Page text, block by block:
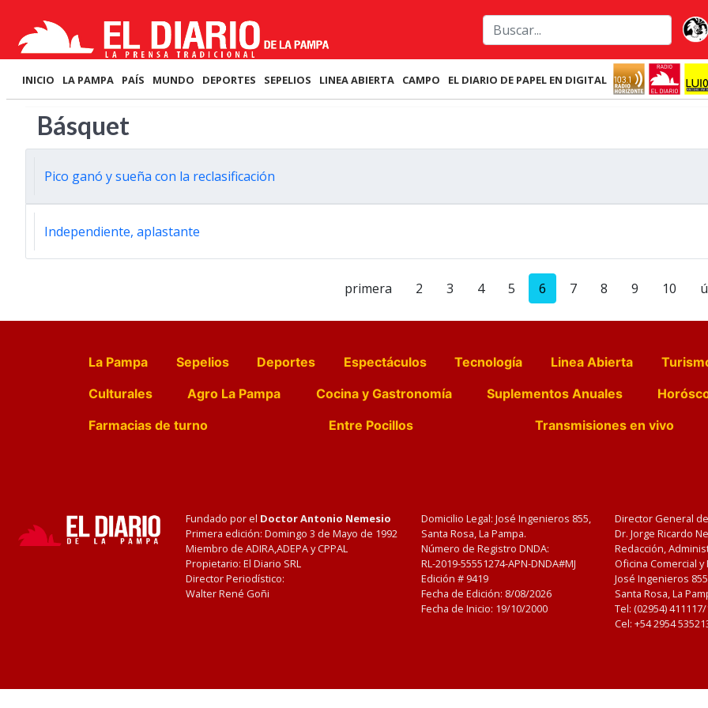
INICIO LA PAMPA PAÍS MUNDO DEPORTES SEPELIOS LINEA ABIERTA CAMPO EL DIARIO DE PAPEL EN DIGITAL
Básquet
Pico ganó y sueña con la reclasificación
Independiente, aplastante
primera 2 3 4 5 6 7 8 9 10
La Pampa Sepelios Deportes Espectáculos Tecnología Linea Abierta
Culturales
Agro La Pampa Cocina y Gastronomía Suplementos Anuales
Farmacias de turno
Entre Pocillos Transmisiones en vivo
Fundado por el Doctor Antonio Nemesio
Primera edición: Domingo 3 de Mayo de 1992
Miembro de ADIRA,ADEPA y CPPAL
Propietario: El Diario SRL
Director Periodístico:
Walter René Goñi
Domicilio Legal: José Ingenieros 855,
Santa Rosa, La Pampa.
Número de Registro DNDA:
RL-2019-55551274-APN-DNDA#MJ
Edición # 9419
Fecha de Edición: 8/08/2026
Fecha de Inicio: 19/10/2000
Director General
Dr. Jorge Ricardo
Redacción,
Oficina Comercial
José Ingenieros
Santa Rosa, La
Tel: (02954)
Cel: +54 2954